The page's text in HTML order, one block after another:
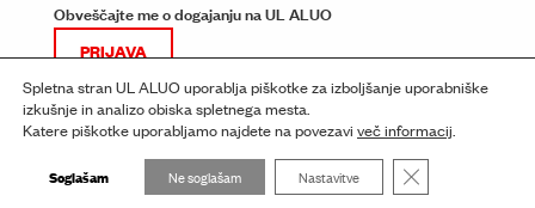
Obveščajte me o dogajanju na UL ALUO
PRIJAVA
Spletna stran UL ALUO uporablja piškotke za izboljšanje uporabniške
izkušnje in analizo obiska spletnega mesta.
Katere piškotke uporabljamo najdete na povezavi več informacij.
Soglašam Ne soglašam Nastavitve Close GDPR